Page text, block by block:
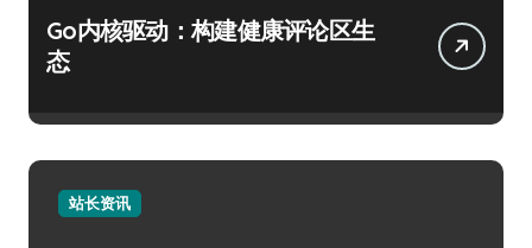
Go内核驱动：构建健康评论区生
态
站长资讯